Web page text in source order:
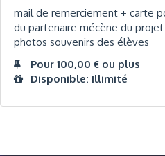
mail de remerciement + carte
du partenaire mécène du
photos souvenirs des élèves
Pour 100,00 € ou plus
Disponible: Illimité